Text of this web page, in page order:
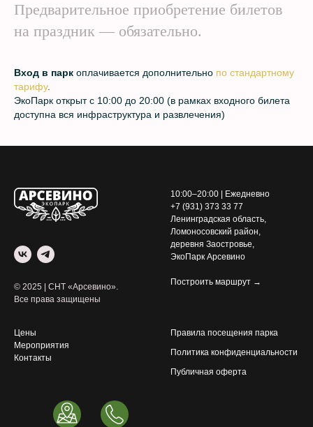
Предварительное приобретение билетов
на праздник — обязательно.
Вход в парк оплачивается дополнительно по стандартному
тарифу.
ЭкоПарк открыт с 10:00 до 20:00 (в рамках входного билета
доступна вся инфраструктура и развлечения)
© 2025 | СНТ «Арсевино».
Все права защищены
10:00–20:00 | Ежедневно
+7 (931) 373 33 77
Ленинградская область,
Ломоносовский район,
деревня Заостровье,
ЭкоПарк Арсевино
Построить маршрут →
Цены
Мероприятия
Контакты
Правила посещения парка
Политика конфиденциальности
Публичная оферта